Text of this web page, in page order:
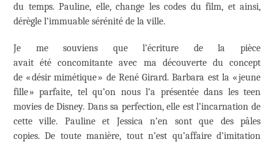
du temps. Pauline, elle, change les codes du film, et ainsi,
dérègle l’immuable sérénité de la ville.
Je me souviens que l’écriture de la pièce
avait été concomitante avec ma découverte du concept
de « désir mimétique » de René Girard. Barbara est la « jeune
fille » parfaite, tel qu’on nous l’a présentée dans les teen
movies de Disney. Dans sa perfection, elle est l’incarnation de
cette ville. Pauline et Jessica n’en sont que des pâles
copies. De toute manière, tout n’est qu’affaire d’imitation